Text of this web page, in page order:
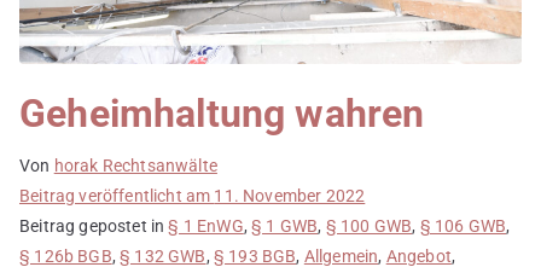
Geheimhaltung wahren
Von horak Rechtsanwälte
Beitrag veröffentlicht am 11. November 2022
Beitrag gepostet in§ 1 EnWG,§ 1 GWB, § 100 GWB, § 106 GWB,
§ 126b BGB,§ 132 GWB, § 193 BGB, Allgemein, Angebot,